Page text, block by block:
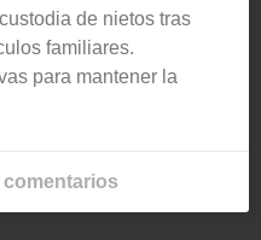
de nietos tras
familiares.
para mantener la
comentarios